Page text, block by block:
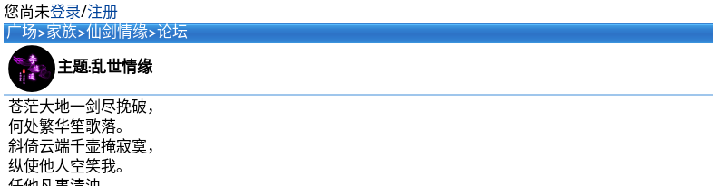
您尚未登录/注册
广场>家族>仙剑情缘>论坛
主题:乱世情缘
苍茫大地一剑尽挽破，
何处繁华笙歌落。
斜倚云端千壶掩寂寞，
纵使他人空笑我。